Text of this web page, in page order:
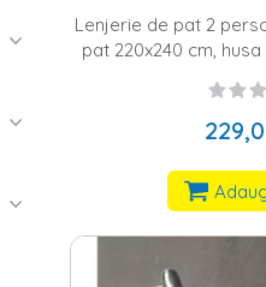
Lenjerie de pat 2
pat 220x240 cm,